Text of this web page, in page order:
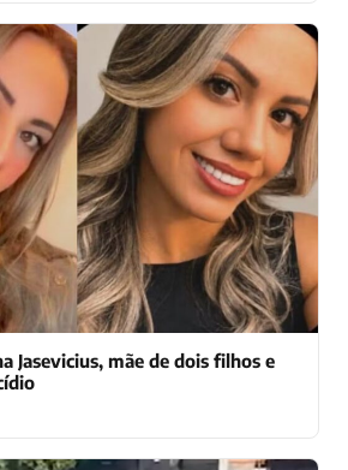
Jasevicius, mãe de dois filhos e